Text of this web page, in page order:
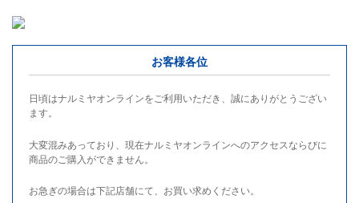
お客様各位
日頃はナルミヤオンラインをご利用いただき、誠にありがとうござい
ます。
大変混みあっており、現在ナルミヤオンラインへのアクセスならびに
商品のご購入ができません。
お急ぎの場合は下記店舗にて、お買い求めください。